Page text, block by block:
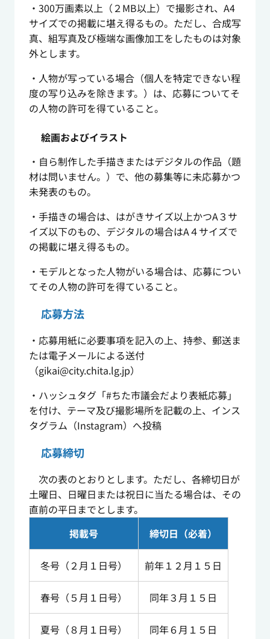
・300万画素以上（２MB以上）で撮影され、A4
サイズでの掲載に堪え得るもの。ただし、合成写
真、組写真及び極端な画像加工をしたものは対象
外とします。
・人物が写っている場合（個人を特定できない程
度の写り込みを除きます。）は、応募についてそ
の人物の許可を得ていること。
絵画およびイラスト
・自ら制作した手描きまたはデジタルの作品（題
材は問いません。）で、他の募集等に未応募かつ
未発表のもの。
・手描きの場合は、はがきサイズ以上かつA３サ
イズ以下のもの、デジタルの場合はA４サイズで
の掲載に堪え得るもの。
・モデルとなった人物がいる場合は、応募につい
てその人物の許可を得ていること。
応募方法
・応募用紙に必要事項を記入の上、持参、郵送ま
たは電子メールによる送付
（gikai@city.chita.lg.jp）
・ハッシュタグ「#ちた市議会だより表紙応募」
を付け、テーマ及び撮影場所を記載の上、インス
タグラム（Instagram）へ投稿
応募締切
次の表のとおりとします。ただし、各締切日が
土曜日、日曜日または祝日に当たる場合は、その
直前の平日までとします。
掲載号
締切日（必着）
冬号（２月１日号） 前年１２月１５日
春号（５月１日号） 同年３月１５日
夏号（８月１日号） 同年６月１５日